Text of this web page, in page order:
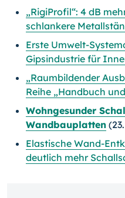
„RigiProfil“: 4 dB
schlankere
Erste Umwelt-
Gipsindustrie für
„Raumbildender
Reihe „Handbuch
Wohngesunder
Wandbauplatten
Elastische Wand-
deutlich mehr